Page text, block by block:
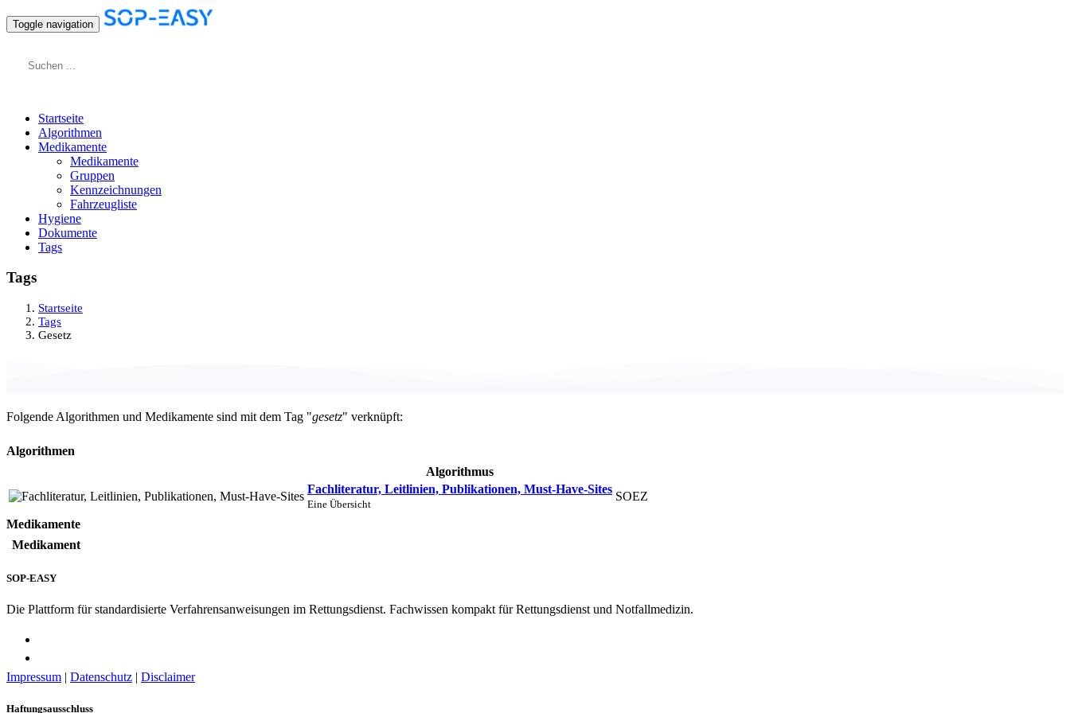
Toggle navigation
Startseite
Algorithmen
Medikamente
Medikamente
Gruppen
Kennzeichnungen
Fahrzeugliste
Hygiene
Dokumente
Tags
Tags
Startseite
Tags
Gesetz
Folgende Algorithmen und Medikamente sind mit dem Tag "gesetz" verknüpft:
Algorithmen
Algorithmus
Fachliteratur, Leitlinien, Publikationen, Must-Have-Sites
Eine Übersicht
SOEZ
Medikamente
Medikament
SOP-EASY
Die Plattform für standardisierte Verfahrensanweisungen im Rettungsdienst. Fachwissen kompakt für Rettungsdienst und Notfallmedizin.
Impressum | Datenschutz | Disclaimer
Haftungsausschluss